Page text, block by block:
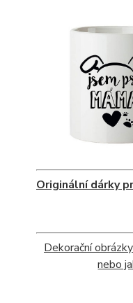
Originální dárky
Dekorační
nebo